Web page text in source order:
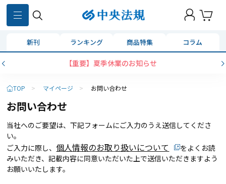
新刊 ランキング 商品特集 コラム
【重要】夏季休業のお知らせ
TOP > マイページ > お問い合わせ
お問い合わせ
当社へのご要望は、下記フォームにご入力のうえ送信してくださ
い。
ご入力に際し、 個人情報のお取り扱いについて
をよくお読
みいただき、記載内容に同意いただいた上で送信いただきますよう
お願いいたします。